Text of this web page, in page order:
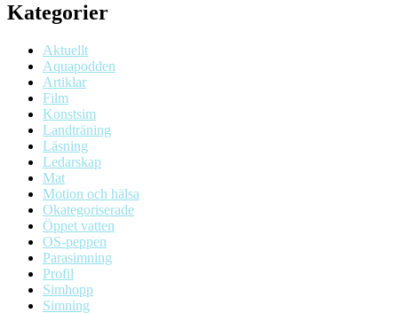
Kategorier
Aktuellt
Aquapodden
Artiklar
Film
Konstsim
Landträning
Läsning
Ledarskap
Mat
Motion och hälsa
Okategoriserade
Öppet vatten
OS-peppen
Parasimning
Profil
Simhopp
Simning